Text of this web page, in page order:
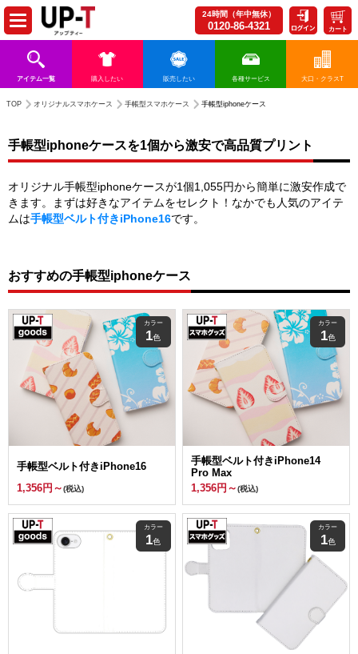
24時間（年中無休）
0120-86-4321 カート
アイテム一覧 購入したい 販売したい 各種サービス 大口・クラスT
TOP オリジナルスマホケース 手帳型スマホケース 手帳型iphoneケース
手帳型iphoneケースを1個から激安で高品質プリント
オリジナル手帳型iphoneケースが1個1,055円から簡単に激安作成で
きます。まずは好きなアイテムをセレクト！なかでも人気のアイテ
ムは手帳型ベルト付きiPhone16です。
おすすめの手帳型iphoneケース
手帳型ベルト付きiPhone16
1,356円～(税込)
カラー
1色
手帳型ベルト付きiPhone14
Pro Max
1,356円～(税込)
カラー
1色
カラー
1色
カラー
1色